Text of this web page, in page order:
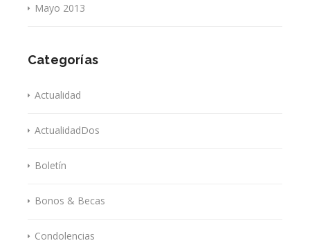
Mayo 2013
Categorías
Actualidad
ActualidadDos
Boletín
Bonos & Becas
Condolencias